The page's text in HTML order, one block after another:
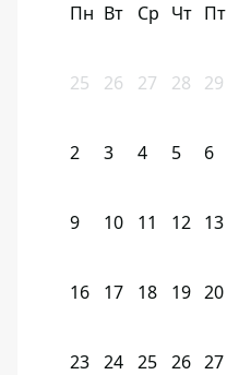
Пн Вт Ср Чт Пт
25 26 27 28 29
2 3 4 5 6
9 10 11 12 13
16 17 18 19 20
23 24 25 26 27